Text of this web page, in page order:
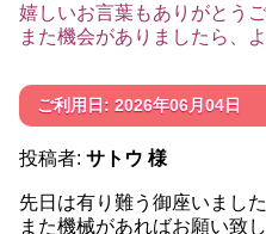
嬉しいお言葉もありがとうご
また機会がありましたら、
ご利用日: 2026年06月04日
投稿者: サトウ 様
先日は有り難う御座いました
また機械があればお願い致し